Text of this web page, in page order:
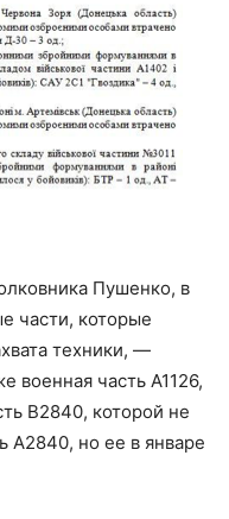
Пушенко, в
части, которые
техники, —
военная часть А1126,
B2840, которой не
А2840, но ее в январе